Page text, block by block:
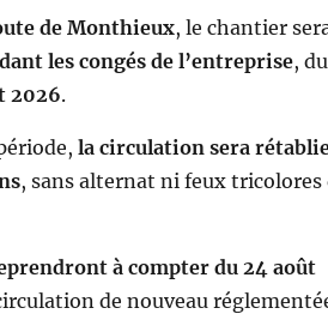
de Monthieux, le chantier
les congés de l’entreprise,
2026.
la circulation sera
, sans alternat ni feux tricolores
à compter du 24 août
de nouveau